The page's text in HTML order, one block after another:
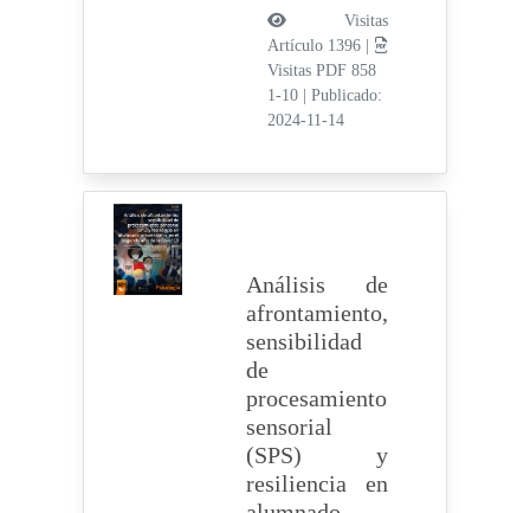
Visitas
Artículo 1396 |
Visitas PDF 858
1-10
Publicado:
2024-11-14
Análisis de
afrontamiento,
sensibilidad
de
procesamiento
sensorial
(SPS) y
resiliencia en